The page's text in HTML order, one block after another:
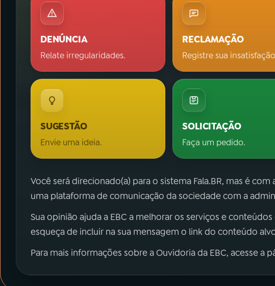
DENÚNCIA
Relate irregularidades.
RECLAMAÇÃO
Registre sua
SUGESTÃO
Envie uma ideia.
SOLICITAÇÃO
Faça um pedido.
Você será direcionado(a) para o sistema Fala.BR, mas é com
uma plataforma de comunicação da sociedade com a
Sua opinião ajuda a EBC a melhorar os serviços e
esqueça de incluir na sua mensagem o link do conteúdo
Para mais informações sobre a Ouvidoria da EBC, acesse a